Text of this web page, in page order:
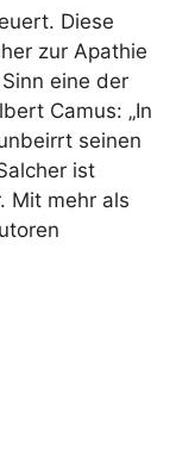
Diese
zur Apathie
eine der
Camus: „In
seinen
ist
Mit mehr als